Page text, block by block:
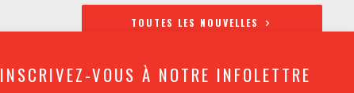
INSCRIVEZ-VOUS À NOTRE INFOLETTRE
TOUTES LES NOUVELLES